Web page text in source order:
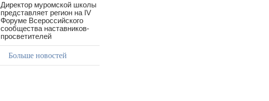
Директор муромской школы
представляет регион на IV
Форуме Всероссийского
сообщества наставников-
просветителей
Больше новостей